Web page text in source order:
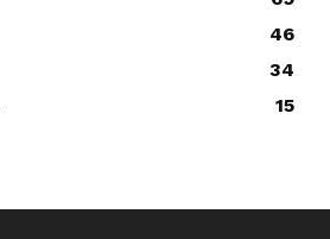
46
34
15